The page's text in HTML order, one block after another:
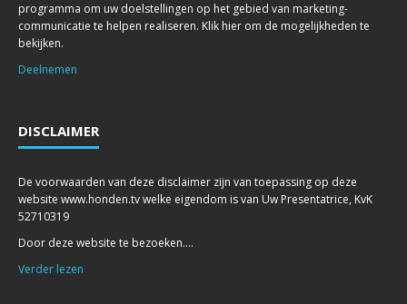
programma om uw doelstellingen op het gebied van marketing-
communicatie te helpen realiseren. Klik hier om de mogelijkheden te
bekijken.
Deelnemen
DISCLAIMER
De voorwaarden van deze disclaimer zijn van toepassing op deze
website www.honden.tv welke eigendom is van Uw Presentatrice, KvK
52710319
Door deze website te bezoeken....
Verder lezen